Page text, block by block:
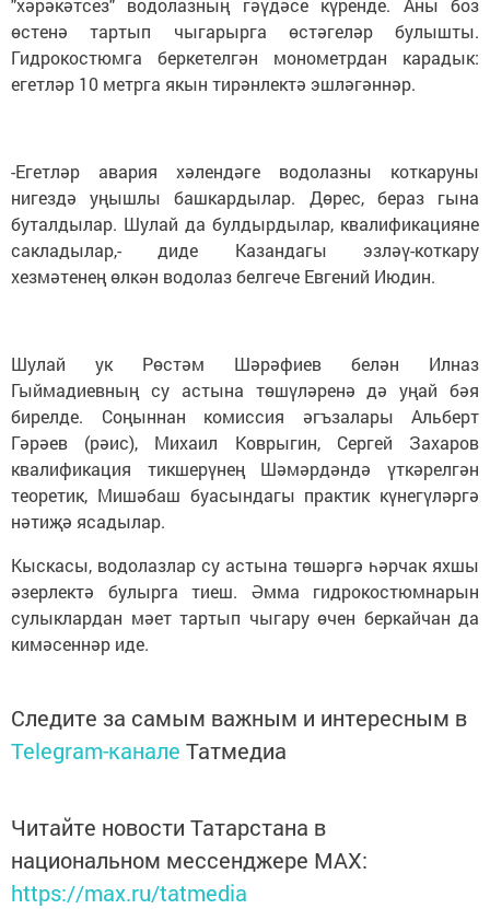
"хәрәкәтсез" водолазның гәүдәсе күренде. Аны боз
өстенә тартып чыгарырга өстәгеләр булышты.
Гидрокостюмга беркетелгән монометрдан карадык:
егетләр 10 метрга якын тирәнлектә эшләгәннәр.
-Егетләр авария хәлендәге водолазны коткаруны
нигездә уңышлы башкардылар. Дөрес, бераз гына
буталдылар. Шулай да булдырдылар, квалификацияне
сакладылар,- диде Казандагы эзләү-коткару
хезмәтенең өлкән водолаз белгече Евгений Июдин.
Шулай ук Рөстәм Шәрәфиев белән Илназ
Гыймадиевның су астына төшүләренә дә уңай бәя
бирелде. Соңыннан комиссия әгъзалары Альберт
Гәрәев (рәис), Михаил Коврыгин, Сергей Захаров
квалификация тикшерүнең Шәмәрдәндә үткәрелгән
теоретик, Мишәбаш буасындагы практик күнегүләргә
нәтиҗә ясадылар.
Кыскасы, водолазлар су астына төшәргә һәрчак яхшы
әзерлектә булырга тиеш. Әмма гидрокостюмнарын
сулыклардан мәет тартып чыгару өчен беркайчан да
кимәсеннәр иде.
Следите за самым важным и интересным в
Telegram-канале Татмедиа
Читайте новости Татарстана в
национальном мессенджере MАХ:
https://max.ru/tatmedia